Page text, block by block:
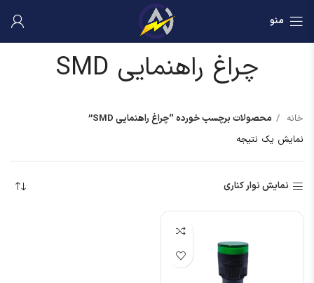
منو
چراغ راهنمایی SMD
خانه
محصولات برچسب خورده “چراغ راهنمایی SMD”
نمایش یک نتیجه
نمایش نوار کناری